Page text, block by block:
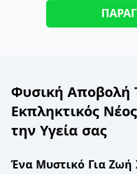
Φυσική Αποβολή
Εκπληκτικός
την Υγεία σας
Ένα Μυστικό Για Ζωή